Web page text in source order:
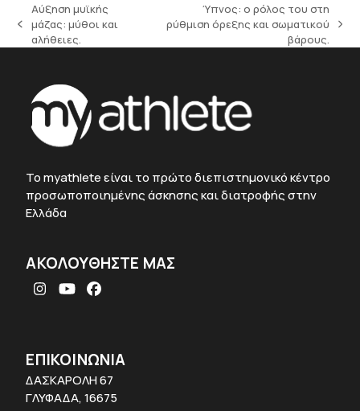
previous
post:
Αύξηση μυϊκής
μάζας: μύθοι και
αλήθειες.
next
post:
Ύπνος: ο ρόλος του στη
ρύθμιση όρεξης και σωματικού
βάρους.
To myathlete είναι το πρώτο διεπιστημονικό κέντρο
προσωποποιημένης άσκησης και διατροφής στην
Ελλάδα
ΑΚΟΛΟΥΘΗΣΤΕ ΜΑΣ
Instagram
YouTubeFacebook
ΕΠΙΚΟΙΝΩΝΙΑ
ΔΑΣΚΑΡΟΛΗ 67
ΓΛΥΦΑΔΑ, 16675